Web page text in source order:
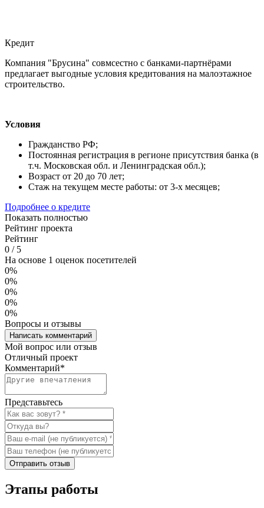
Кредит
Компания "Брусина" совмсестно с банками-партнёрами
предлагает выгодные условия кредитования на малоэтажное
строительство.
Условия
Гражданство РФ;
Постоянная регистрация в регионе присутствия банка (в
т.ч. Московская обл. и Ленинградская обл.);
Возраст от 20 до 70 лет;
Стаж на текущем месте работы: от 3-х месяцев;
Подробнее о кредите
Показать полностью
Рейтинг проекта
Рейтинг
0 /5
На основе 1 оценок посетителей
0%
0%
0%
0%
0%
Вопросы и отзывы
Написать комментарий
Мой вопрос или отзыв
Отличный проект
Комментарий*
Представьтесь
Отправить отзыв
Этапы работы